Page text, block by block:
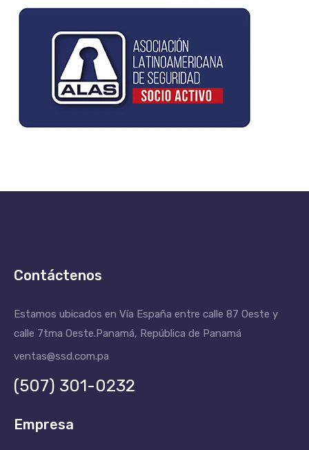
Contáctenos
Estamos ubicados en Vía España entre calle 87 Oeste y
calle 7tma Oeste.Panamá, República de Panamá
ventas@ssd.com.pa
(507) 301-0232
Empresa